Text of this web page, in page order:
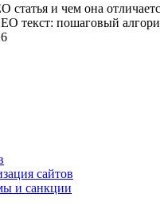
статья и чем она
текст: пошаговый
сайтов
и санкции